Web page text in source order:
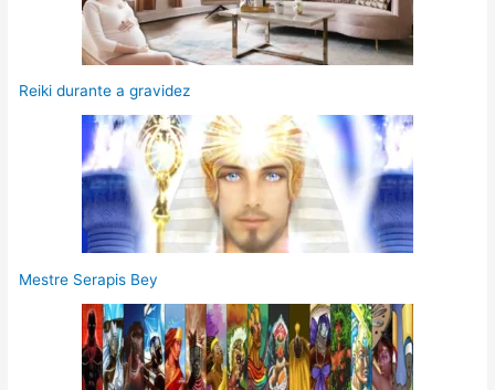
Reiki durante a gravidez
Mestre Serapis Bey